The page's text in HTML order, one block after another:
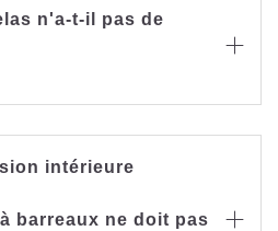
n'a-t-il pas de

intérieure
barreaux ne doit pas 